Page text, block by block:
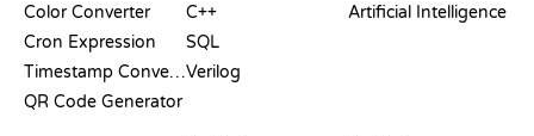
Color Converter
Cron Expression
Timestamp Converter
QR Code Generator
C++
SQL
Verilog
Artificial Intelligence